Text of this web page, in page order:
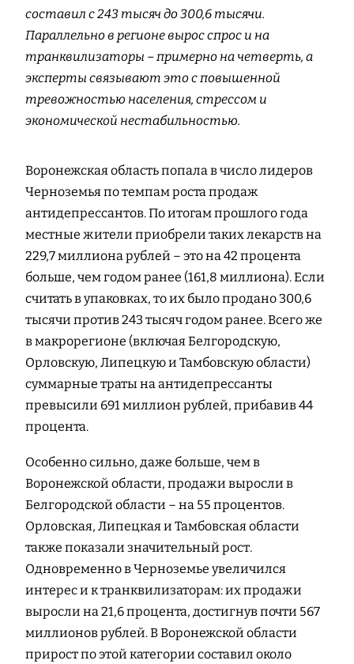
составил с 243 тысяч до 300,6 тысячи.
Параллельно в регионе вырос спрос и на
транквилизаторы – примерно на четверть, а
эксперты связывают это с повышенной
тревожностью населения, стрессом и
экономической нестабильностью.
Воронежская область попала в число лидеров
Черноземья по темпам роста продаж
антидепрессантов. По итогам прошлого года
местные жители приобрели таких лекарств на
229,7 миллиона рублей – это на 42 процента
больше, чем годом ранее (161,8 миллиона). Если
считать в упаковках, то их было продано 300,6
тысячи против 243 тысяч годом ранее. Всего же
в макрорегионе (включая Белгородскую,
Орловскую, Липецкую и Тамбовскую области)
суммарные траты на антидепрессанты
превысили 691 миллион рублей, прибавив 44
процента.
Особенно сильно, даже больше, чем в
Воронежской области, продажи выросли в
Белгородской области – на 55 процентов.
Орловская, Липецкая и Тамбовская области
также показали значительный рост.
Одновременно в Черноземье увеличился
интерес и к транквилизаторам: их продажи
выросли на 21,6 процента, достигнув почти 567
миллионов рублей. В Воронежской области
прирост по этой категории составил около